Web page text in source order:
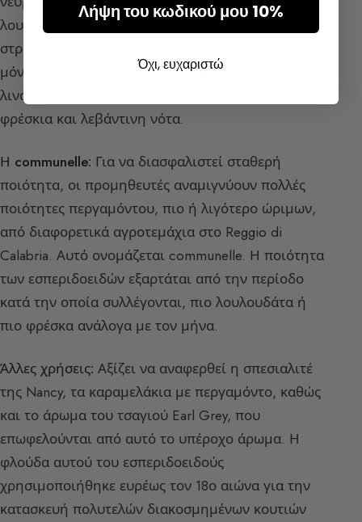
λουλουδάτη, ξινή, πικρή, αλλά και γλυκιά και
στρογγυλή. Το άρωμα του περγαμόντου είναι από
μόνο του ένα άρωμα. Τα συστατικά του, ακετικός
λιναλύλης και λιναλόλη, του προσδίδουν μια πολύ
φρέσκια και λεβάντινη νότα.
Η communelle: Για να διασφαλιστεί σταθερή
ποιότητα, οι προμηθευτές αναμιγνύουν πολλές
ποιότητες περγαμόντου, πιο ή λιγότερο ώριμων,
από διαφορετικά αγροτεμάχια στο Reggio di
Calabria. Αυτό ονομάζεται communelle. Η ποιότητα
των εσπεριδοειδών εξαρτάται από την περίοδο
κατά την οποία συλλέγονται, πιο λουλουδάτα ή
πιο φρέσκα ανάλογα με τον μήνα.
Άλλες χρήσεις: Αξίζει να αναφερθεί η σπεσιαλιτέ
της Nancy, τα καραμελάκια με περγαμόντο, καθώς
και το άρωμα του τσαγιού Earl Grey, που
επωφελούνται από αυτό το υπέροχο άρωμα. Η
φλούδα αυτού του εσπεριδοειδούς
χρησιμοποιήθηκε ευρέως τον 18ο αιώνα για την
κατασκευή πολυτελών διακοσμημένων κουτιών
Λήψη του κωδικού μου 10%
Όχι, ευχαριστώ